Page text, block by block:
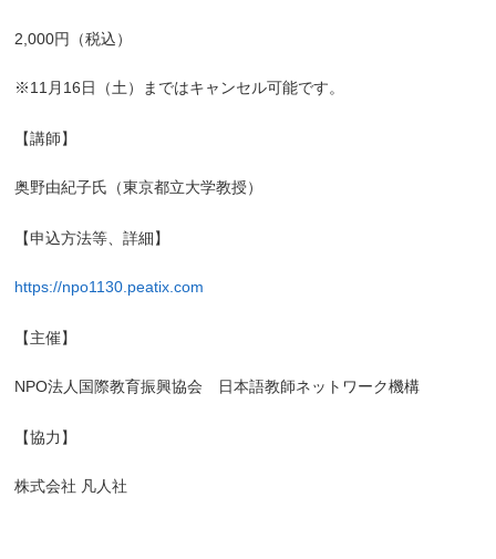
2,000円（税込）
※11月16日（土）まではキャンセル可能です。
【講師】
奥野由紀子氏（東京都立大学教授）
【申込方法等、詳細】
https://npo1130.peatix.com
【主催】
NPO法人国際教育振興協会 日本語教師ネットワーク機構
【協力】
株式会社 凡人社